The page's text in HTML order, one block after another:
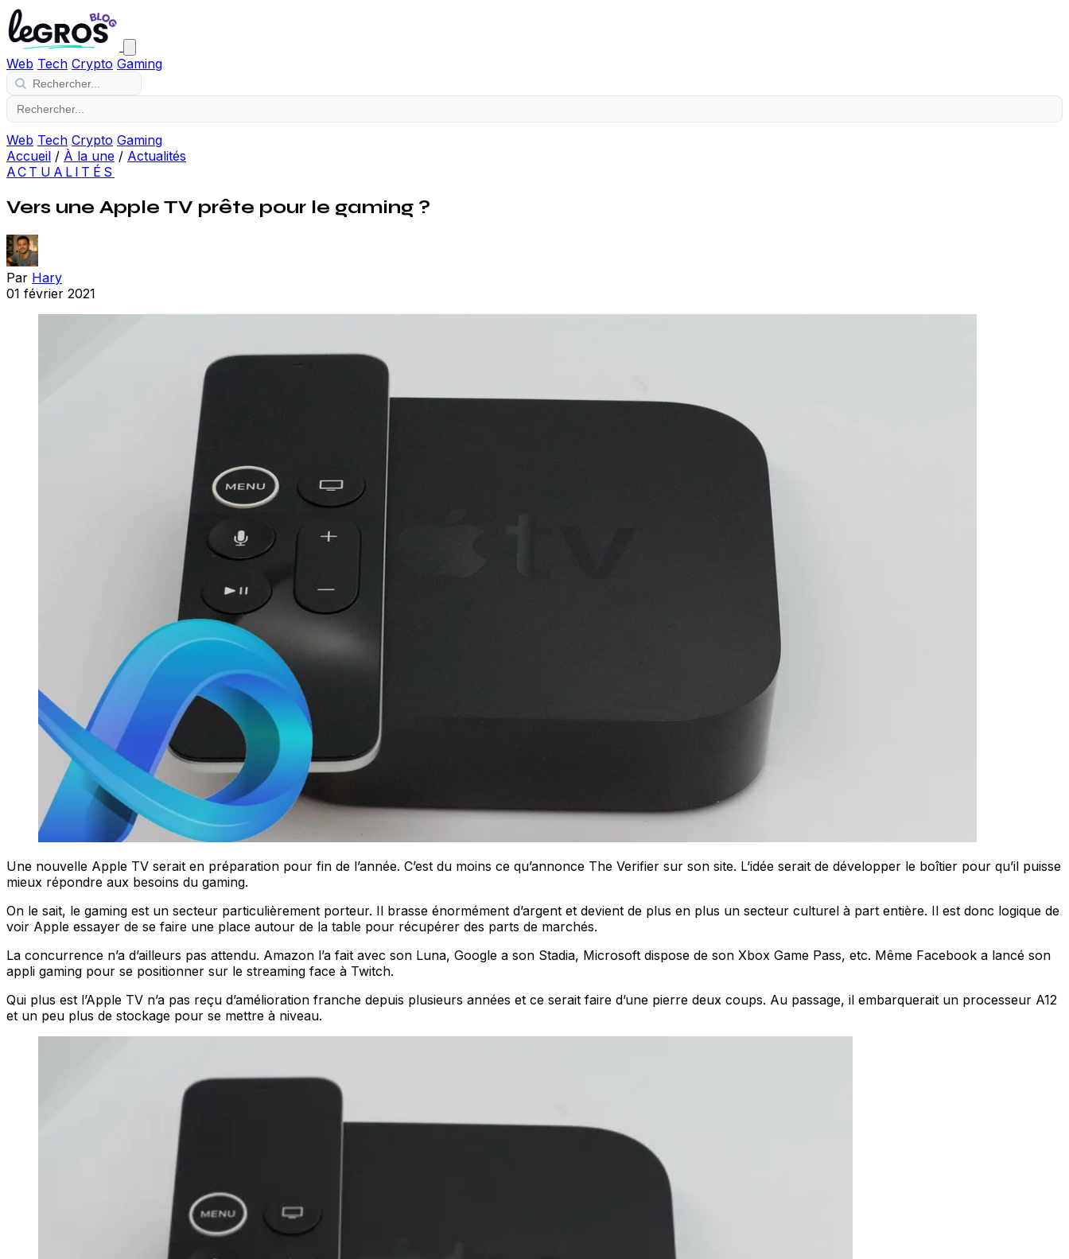
Web Tech Crypto Gaming
Web Tech Crypto Gaming
Accueil / À la une / Actualités
ACTUALITÉS
Vers une Apple TV prête pour le gaming ?
Par Hary
01 février 2021
Une nouvelle Apple TV serait en préparation pour fin de l’année. C’est du moins ce qu’annonce The Verifier sur son site. L’idée serait de développer le boîtier pour qu’il puisse
mieux répondre aux besoins du gaming.
On le sait, le gaming est un secteur particulièrement porteur. Il brasse énormément d’argent et devient de plus en plus un secteur culturel à part entière. Il est donc logique de
voir Apple essayer de se faire une place autour de la table pour récupérer des parts de marchés.
La concurrence n’a d’ailleurs pas attendu. Amazon l’a fait avec son Luna, Google a son Stadia, Microsoft dispose de son Xbox Game Pass, etc. Même Facebook a lancé son
appli gaming pour se positionner sur le streaming face à Twitch.
Qui plus est l’Apple TV n’a pas reçu d’amélioration franche depuis plusieurs années et ce serait faire d’une pierre deux coups. Au passage, il embarquerait un processeur A12
et un peu plus de stockage pour se mettre à niveau.